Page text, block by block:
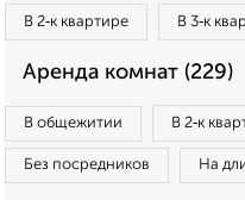
В 2‑к квартире В 3‑к
Аренда комнат (229)
В общежитии В 2‑к
Без посредников На